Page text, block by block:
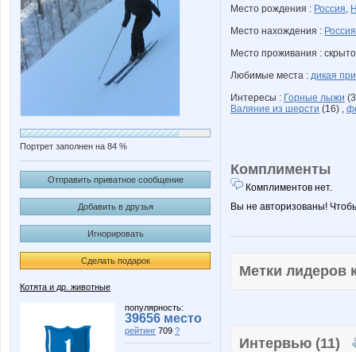
Портрет заполнен на 84 %
Отправить приватное сообщение
Добавить в друзья
Игнорировать
Сделать подарок
Котята и др. животные
популярность:
39656 место
рейтинг 709 ?
Место рождения : Россия,
Место нахождения : Россия
Место проживания : скрыто
Любимые места : дикая
Интересы : Горные лыжи
Валяние из шерсти (16) ,
Комплименты
Комплиментов нет.
Вы не авторизованы!
Метки
Интервью (11)